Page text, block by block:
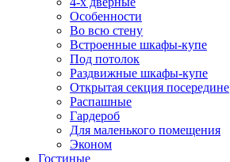
Особенности
Во всю стену
Встроенные шкафы-купе
Под потолок
Раздвижные шкафы-купе
Открытая секция посередине
Распашные
Гардероб
Для маленького помещения
Эконом
Гостиные